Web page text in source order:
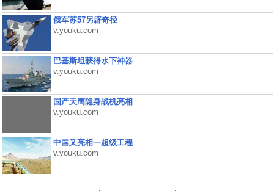
俄军苏57另辟奇径
v.youku.com
巴基斯坦获得水下神器
v.youku.com
国产天鹰隐身战机亮相
v.youku.com
中国又亮相一超级工程
v.youku.com